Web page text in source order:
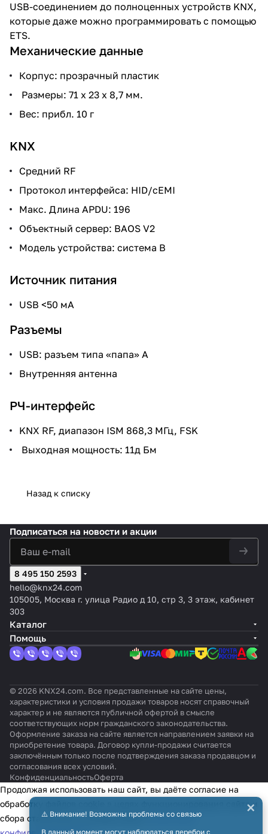
USB-соединением до полноценных устройств KNX,
которые даже можно программировать с помощью
ETS.
Механические данные
Корпус: прозрачный пластик
Размеры: 71 x 23 x 8,7 мм.
Вес: прибл. 10 г
KNX
Средний RF
Протокол интерфейса: HID/cEMI
Макс. Длина APDU: 196
Объектный сервер: BAOS V2
Модель устройства: система B
Источник питания
USB <50 мА
Разъемы
USB: разъем типа «папа» A
Внутренняя антенна
РЧ-интерфейс
KNX RF, диапазон ISM 868,3 МГц, FSK
Выходная мощность: 11д Бм
Назад к списку
Подписаться на новости и акции
8 495 150 2593
hello@knx24.com
105005, Москва г. улица Радио д 10, стр 3, 3 этаж, кабинет
303
Каталог
Помощь
© 2026 KNX24.com. Все представленные на сайте цены,
характеристики и условия продажи товаров носят справочный
характер и не являются публичной офертой в смысле
соответствующих норм гражданского законодательства.
Оформление заказа на сайте является направлением заявки на
приобретение товара. Договор купли-продажи считается
заключённым только после подтверждения заказа продавцом и
согласования всех условий.
КонфиденциальностьОферта
⚠️ Внимание! Возможны проблемы со связью
В данный момент могут наблюдаться перебои с
×
Продолжая использовать наш сайт, вы даёте согласие на
обработку файлов cookie в целях функционирования сайта и
сбора статистики в соответствии сполитикой